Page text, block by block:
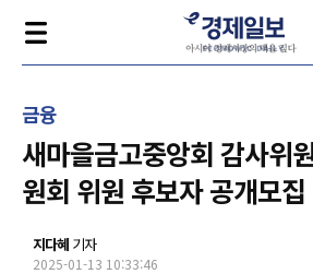
금융
새마을금고중앙회 감사위
원회 위원 후보자 공개모집
지다혜 기자
2025-01-13 10:33:46